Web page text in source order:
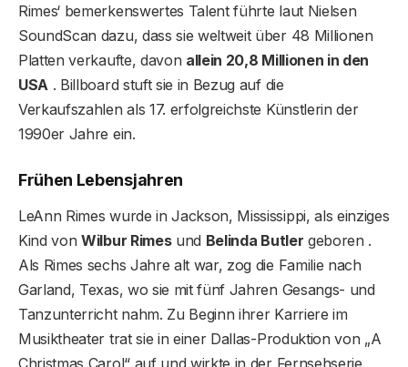
Rimes‘ bemerkenswertes Talent führte laut Nielsen
SoundScan dazu, dass sie weltweit über 48 Millionen
Platten verkaufte, davon allein 20,8 Millionen in den
USA . Billboard stuft sie in Bezug auf die
Verkaufszahlen als 17. erfolgreichste Künstlerin der
1990er Jahre ein.
Frühen Lebensjahren
LeAnn Rimes wurde in Jackson, Mississippi, als einziges
Kind vonWilbur Rimesund Belinda Butler geboren .
Als Rimes sechs Jahre alt war, zog die Familie nach
Garland, Texas, wo sie mit fünf Jahren Gesangs- und
Tanzunterricht nahm. Zu Beginn ihrer Karriere im
Musiktheater trat sie in einer Dallas-Produktion von „A
Christmas Carol“ auf und wirkte in der Fernsehserie